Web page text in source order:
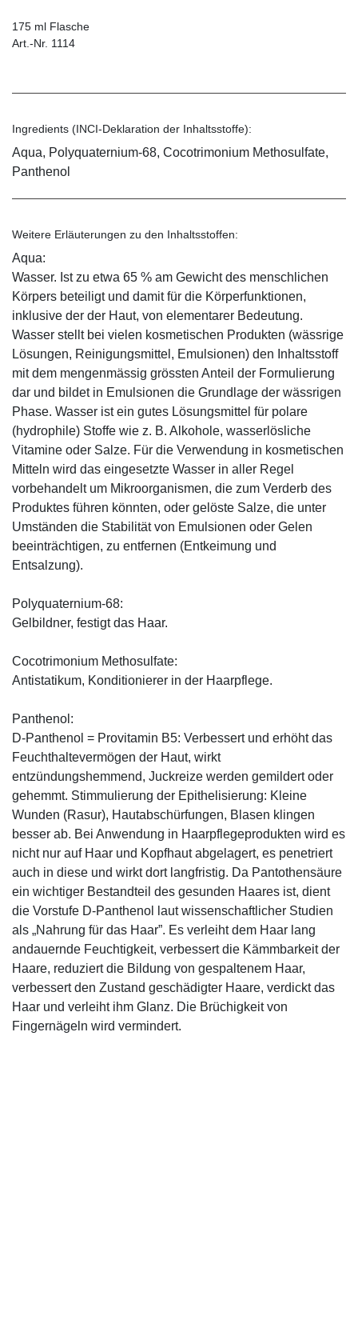
175 ml Flasche
Art.-Nr. 1114
Ingredients (INCI-Deklaration der Inhaltsstoffe):
Aqua, Polyquaternium-68, Cocotrimonium Methosulfate,
Panthenol
Weitere Erläuterungen zu den Inhaltsstoffen:
Aqua:
Wasser. Ist zu etwa 65 % am Gewicht des menschlichen
Körpers beteiligt und damit für die Körperfunktionen,
inklusive der der Haut, von elementarer Bedeutung.
Wasser stellt bei vielen kosmetischen Produkten (wässrige
Lösungen, Reinigungsmittel, Emulsionen) den Inhaltsstoff
mit dem mengenmässig grössten Anteil der Formulierung
dar und bildet in Emulsionen die Grundlage der wässrigen
Phase. Wasser ist ein gutes Lösungsmittel für polare
(hydrophile) Stoffe wie z. B. Alkohole, wasserlösliche
Vitamine oder Salze. Für die Verwendung in kosmetischen
Mitteln wird das eingesetzte Wasser in aller Regel
vorbehandelt um Mikroorganismen, die zum Verderb des
Produktes führen könnten, oder gelöste Salze, die unter
Umständen die Stabilität von Emulsionen oder Gelen
beeinträchtigen, zu entfernen (Entkeimung und
Entsalzung).
Polyquaternium-68:
Gelbildner, festigt das Haar.
Cocotrimonium Methosulfate:
Antistatikum, Konditionierer in der Haarpflege.
Panthenol:
D-Panthenol = Provitamin B5: Verbessert und erhöht das
Feuchthaltevermögen der Haut, wirkt
entzündungshemmend, Juckreize werden gemildert oder
gehemmt. Stimmulierung der Epithelisierung: Kleine
Wunden (Rasur), Hautabschürfungen, Blasen klingen
besser ab. Bei Anwendung in Haarpflegeprodukten wird es
nicht nur auf Haar und Kopfhaut abgelagert, es penetriert
auch in diese und wirkt dort langfristig. Da Pantothensäure
ein wichtiger Bestandteil des gesunden Haares ist, dient
die Vorstufe D-Panthenol laut wissenschaftlicher Studien
als „Nahrung für das Haar”. Es verleiht dem Haar lang
andauernde Feuchtigkeit, verbessert die Kämmbarkeit der
Haare, reduziert die Bildung von gespaltenem Haar,
verbessert den Zustand geschädigter Haare, verdickt das
Haar und verleiht ihm Glanz. Die Brüchigkeit von
Fingernägeln wird vermindert.